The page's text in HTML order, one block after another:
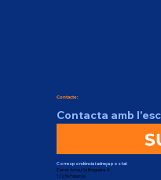
Contacte:
Contacta amb
Correspondència i adreça postal:
Carrer Arnau Sa Bruguera, 4
17230 Palamós